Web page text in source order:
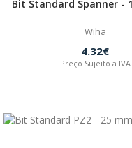
Bit Standard Spanner -
Wiha
4.32€
Preço Sujeito a IVA